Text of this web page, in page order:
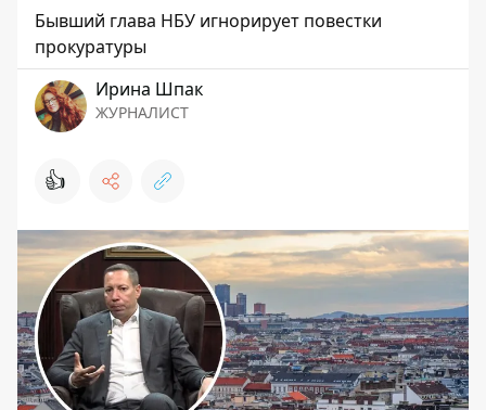
Бывший глава НБУ игнорирует повестки
прокуратуры
Ирина Шпак
ЖУРНАЛИСТ
👍